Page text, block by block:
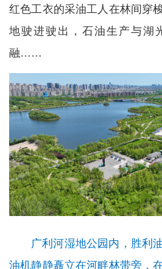
红色工衣的采油工人在林间穿
地驶进驶出，石油生产与湖
融……
广利河湿地公园内，胜利
油机静静矗立在河畔林带旁，